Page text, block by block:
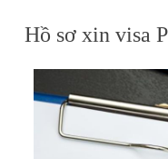
Hồ sơ xin visa